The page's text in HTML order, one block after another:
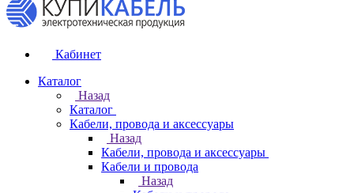
Кабинет
Каталог
Назад
Каталог
Кабели, провода и аксессуары
Назад
Кабели, провода и аксессуары
Кабели и провода
Назад